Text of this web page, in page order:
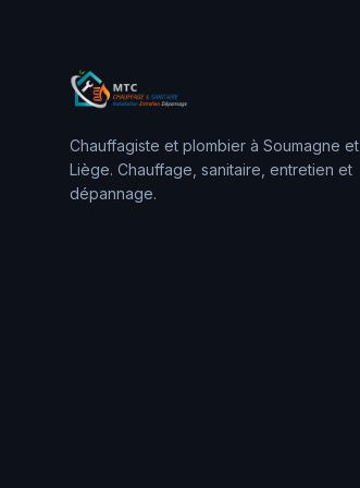
Chauffagiste et plombier à Soumagne et
Liège. Chauffage, sanitaire, entretien et
dépannage.